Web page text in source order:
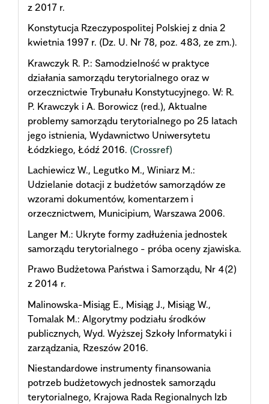
z 2017 r.
Konstytucja Rzeczypospolitej Polskiej z dnia 2
kwietnia 1997 r. (Dz. U. Nr 78, poz. 483, ze zm.).
Krawczyk R. P.: Samodzielność w praktyce
działania samorządu terytorialnego oraz w
orzecznictwie Trybunału Konstytucyjnego. W: R.
P. Krawczyk i A. Borowicz (red.), Aktualne
problemy samorządu terytorialnego po 25 latach
jego istnienia, Wydawnictwo Uniwersytetu
Łódzkiego, Łódź 2016. (Crossref)
Lachiewicz W., Legutko M., Winiarz M.:
Udzielanie dotacji z budżetów samorządów ze
wzorami dokumentów, komentarzem i
orzecznictwem, Municipium, Warszawa 2006.
Langer M.: Ukryte formy zadłużenia jednostek
samorządu terytorialnego - próba oceny zjawiska.
Prawo Budżetowa Państwa i Samorządu, Nr 4(2)
z 2014 r.
Malinowska-Misiąg E., Misiąg J., Misiąg W.,
Tomalak M.: Algorytmy podziału środków
publicznych, Wyd. Wyższej Szkoły Informatyki i
zarządzania, Rzeszów 2016.
Niestandardowe instrumenty finansowania
potrzeb budżetowych jednostek samorządu
terytorialnego, Krajowa Rada Regionalnych Izb